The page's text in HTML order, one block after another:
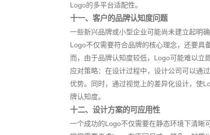
Logo的多平台适配性。
十一、客户的品牌认知度问题
一些新兴品牌或小型企业可能尚未建立起明
Logo不仅需要符合品牌的核心理念，还要具
而，由于品牌认知度较低，Logo可能难以立
应对策略：在设计过程中，设计公司可以通
优势。同时，通过视觉上的差异化设计，使
牌认知度。
十二、设计方案的可应用性
一个成功的Logo不仅需要在静态环境下清晰